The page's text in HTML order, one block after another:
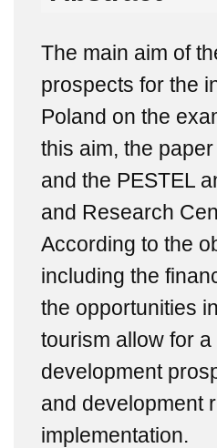
The main aim of
prospects for the
Poland on the
this aim, the
and the PESTEL
and Research
According to the
including the
the opportunities
tourism allow for
development
and development
implementation.